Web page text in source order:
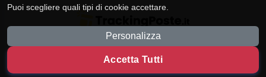
Puoi scegliere quali tipi di cookie accettare.
Personalizza
Accetta Tutti